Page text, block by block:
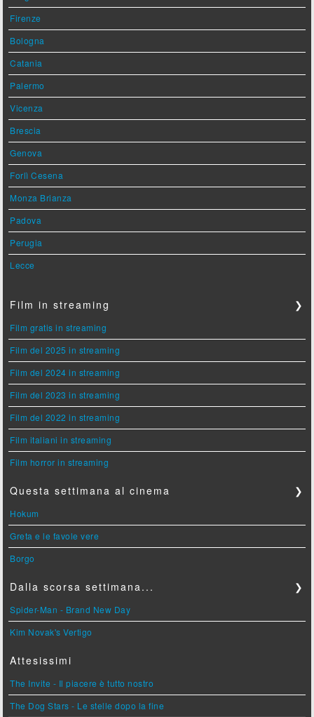
Firenze
Bologna
Catania
Palermo
Vicenza
Brescia
Genova
Forlì Cesena
Monza Brianza
Padova
Perugia
Lecce
Film in streaming ❯
Film gratis in streaming
Film del 2025 in streaming
Film del 2024 in streaming
Film del 2023 in streaming
Film del 2022 in streaming
Film italiani in streaming
Film horror in streaming
Questa settimana al cinema ❯
Hokum
Greta e le favole vere
Borgo
Dalla scorsa settimana... ❯
Spider-Man - Brand New Day
Kim Novak's Vertigo
Attesissimi
The Invite - Il piacere è tutto nostro
The Dog Stars - Le stelle dopo la fine